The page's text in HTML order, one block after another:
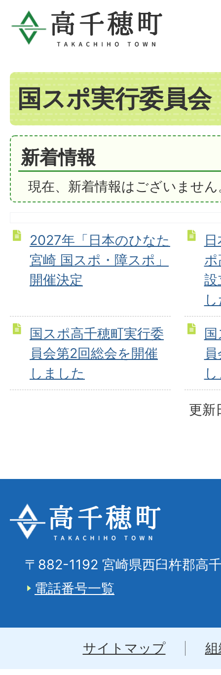
国スポ実行委員会
新着情報
現在、新着情報はございません
2027年「日本のひなた
宮崎 国スポ・障スポ」
開催決定
設
国スポ高千穂町実行委
員会第2回総会を開催
しました
更新
〒882-1192 宮崎県西臼杵郡高
電話番号一覧
サイトマップ